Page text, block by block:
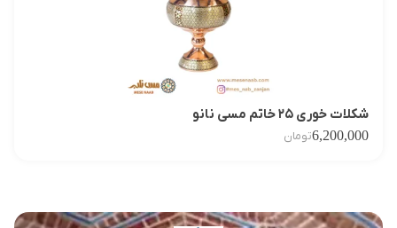
شکلات خوری ۲۵ خاتم مسی نانو
6,200,000تومان